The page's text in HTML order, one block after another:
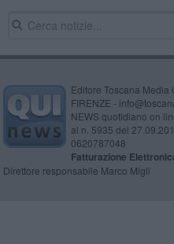
Editore Toscana
FIRENZE -
NEWS quotidiano on
al n. 5935 del
0620787048
Fatturazione
Direttore responsabile Marco Migli